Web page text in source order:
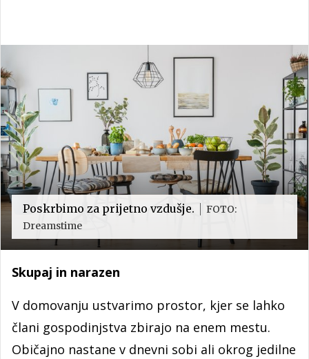
Poskrbimo za prijetno vzdušje.
FOTO:
Dreamstime
Skupaj in narazen
V domovanju ustvarimo prostor, kjer se lahko
člani gospodinjstva zbirajo na enem mestu.
Običajno nastane v dnevni sobi ali okrog jedilne